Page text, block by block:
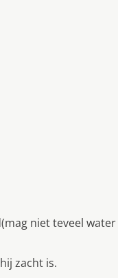
niet teveel
zacht is.